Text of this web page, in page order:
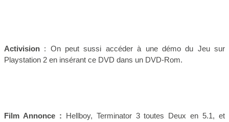
Activision : On peut sussi accéder à une démo du Jeu sur
Playstation 2 en insérant ce DVD dans un DVD-Rom.
Film Annonce : Hellboy, Terminator 3 toutes Deux en 5.1, et